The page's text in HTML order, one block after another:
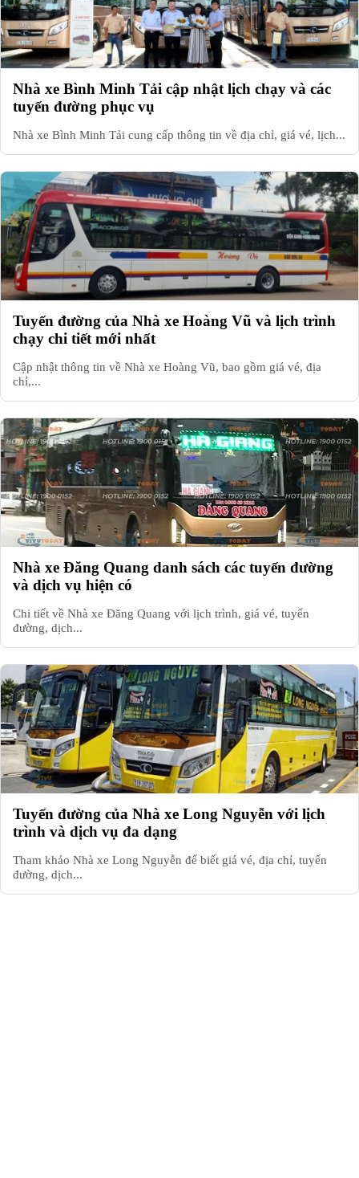
Nhà xe Bình Minh Tải cập nhật lịch chạy và các
tuyến đường phục vụ
Nhà xe Bình Minh Tải cung cấp thông tin về địa chỉ, giá vé, lịch...
Tuyến đường của Nhà xe Hoàng Vũ và lịch trình
chạy chi tiết mới nhất
Cập nhật thông tin về Nhà xe Hoàng Vũ, bao gồm giá vé, địa
chỉ,...
Nhà xe Đăng Quang danh sách các tuyến đường
và dịch vụ hiện có
Chi tiết về Nhà xe Đăng Quang với lịch trình, giá vé, tuyến
đường, dịch...
Tuyến đường của Nhà xe Long Nguyễn với lịch
trình và dịch vụ đa dạng
Tham khảo Nhà xe Long Nguyễn để biết giá vé, địa chỉ, tuyến
đường, dịch...